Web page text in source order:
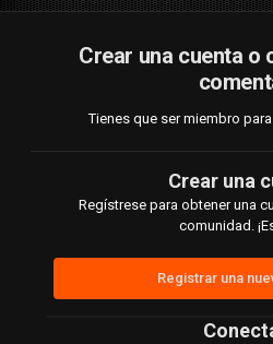
Crear una cuenta o
Tienes que ser miembro
Crear una
Regístrese para obtener una
comunidad.
Registrar una